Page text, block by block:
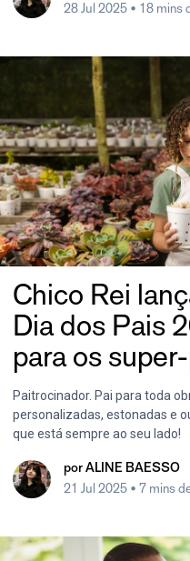
28 Jul 2025 • 18 mins
Chico Rei
Dia dos Pais
para os
Paitrocinador. Pai para toda
personalizadas, estonadas e
que está sempre ao seu lado!
por ALINE BAESSO
21 Jul 2025 • 7 mins